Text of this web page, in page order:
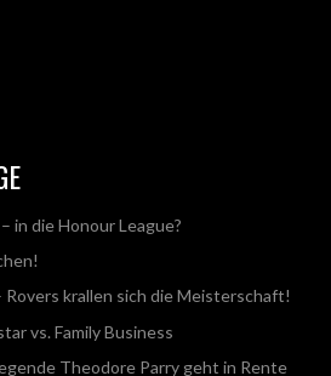
in die Honour League?
Rovers krallen sich die Meisterschaft!
vs. Family Business
Theodore Parry geht in Rente